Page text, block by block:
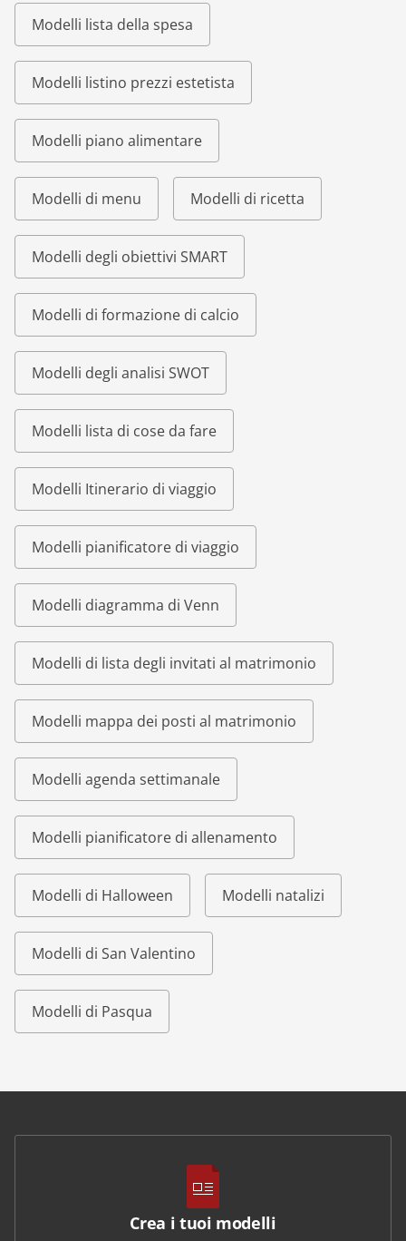
Modelli lista della spesa
Modelli listino prezzi estetista
Modelli piano alimentare
Modelli di menu Modelli di ricetta
Modelli degli obiettivi SMART
Modelli di formazione di calcio
Modelli degli analisi SWOT
Modelli lista di cose da fare
Modelli Itinerario di viaggio
Modelli pianificatore di viaggio
Modelli diagramma di Venn
Modelli di lista degli invitati al matrimonio
Modelli mappa dei posti al matrimonio
Modelli agenda settimanale
Modelli pianificatore di allenamento
Modelli di Halloween Modelli natalizi
Modelli di San Valentino
Modelli di Pasqua
Crea i tuoi modelli